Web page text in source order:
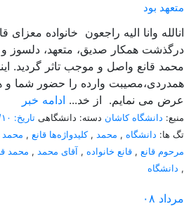
متعهد بود
انالله وانا الیه راجعون خانواده معزای
درگذشت همکار صدیق، متعهد، دلسوز
محمد قانع واصل و موجب تاثر گردید.
همدردی،مصیبت وارده را حضور شما
عرض می نمایم. از خد... ادامه خبر
منبع: دانشگاه کاشان دسته: دانشگاهی تاریخ: ۱۴۰۵/۰۵/۱۰
تگ ها: دانشگاه , محمد ,کلیدواژه‌ها قانع , محمد
مرحوم قانع , قانع خانواده , آقای محمد , محمد
دانشگاه ,
۰۸ مرداد